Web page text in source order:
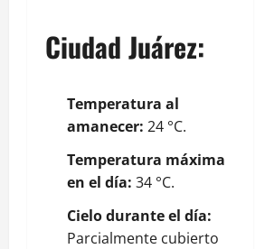
Ciudad Juárez:
Temperatura al
amanecer: 24 °C.
Temperatura máxima
en el día: 34 °C.
Cielo durante el día:
Parcialmente cubierto